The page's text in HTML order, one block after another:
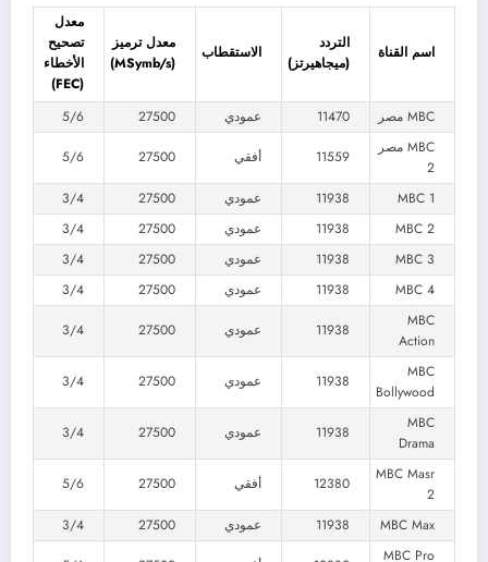
اسم القناة
التردد
(ميجاهيرتز)
الاستقطاب
معدل ترميز
(MSymb/s)
معدل
تصحيح
الأخطاء
(FEC)
MBC مصر
11470 عمودي 27500
5/6
MBC مصر
2
11559 أفقي 27500
5/6
MBC 1
11938 عمودي 27500
3/4
MBC 2
11938 عمودي 27500
3/4
MBC 3
11938 عمودي 27500
3/4
MBC 4
11938 عمودي 27500
3/4
MBC
Action
11938 عمودي 27500
3/4
MBC
Bollywood
11938 عمودي 27500
3/4
MBC
Drama
11938 عمودي 27500
3/4
MBC Masr
2
12380 أفقي 27500
5/6
MBC Max
11938 عمودي 27500
3/4
MBC Pro